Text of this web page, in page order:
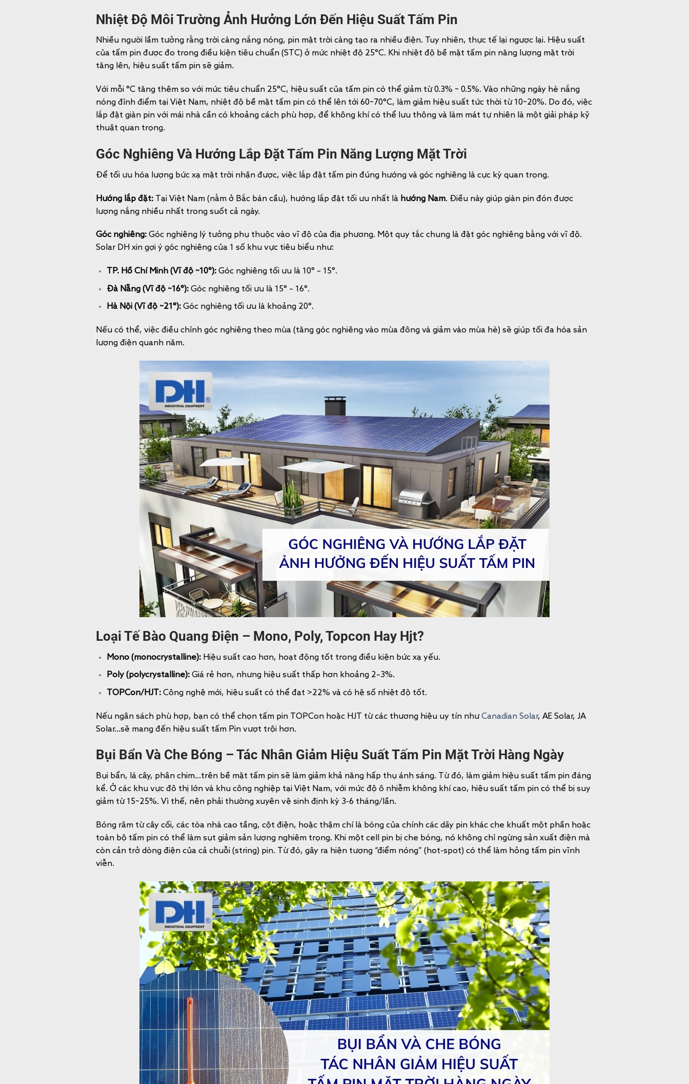
Nhiệt Độ Môi Trường Ảnh Hưởng Lớn Đến Hiệu Suất Tấm Pin
Nhiều người lầm tưởng rằng trời càng nắng nóng, pin mặt trời càng tạo ra nhiều điện. Tuy nhiên, thực tế lại ngược lại. Hiệu suất
của tấm pin được đo trong điều kiện tiêu chuẩn (STC) ở mức nhiệt độ 25°C. Khi nhiệt độ bề mặt tấm pin năng lượng mặt trời
tăng lên, hiệu suất tấm pin sẽ giảm.
Với mỗi °C tăng thêm so với mức tiêu chuẩn 25°C, hiệu suất của tấm pin có thể giảm từ 0.3% ~ 0.5%. Vào những ngày hè nắng
nóng đỉnh điểm tại Việt Nam, nhiệt độ bề mặt tấm pin có thể lên tới 60~70°C, làm giảm hiệu suất tức thời từ 10~20%. Do đó, việc
lắp đặt giàn pin với mái nhà cần có khoảng cách phù hợp, để không khí có thể lưu thông và làm mát tự nhiên là một giải pháp kỹ
thuật quan trọng.
Góc Nghiêng Và Hướng Lắp Đặt Tấm Pin Năng Lượng Mặt Trời
Để tối ưu hóa lượng bức xạ mặt trời nhận được, việc lắp đặt tấm pin đúng hướng và góc nghiêng là cực kỳ quan trọng.
Hướng lắp đặt:Tại Việt Nam (nằm ở Bắc bán cầu), hướng lắp đặt tối ưu nhất làhướng Nam. Điều này giúp giàn pin đón được
lượng nắng nhiều nhất trong suốt cả ngày.
Góc nghiêng:Góc nghiêng lý tưởng phụ thuộc vào vĩ độ của địa phương. Một quy tắc chung là đặt góc nghiêng bằng với vĩ độ.
Solar DH xin gợi ý góc nghiêng của 1 số khu vực tiêu biểu như:
TP. Hồ Chí Minh (Vĩ độ ~10°):Góc nghiêng tối ưu là 10° – 15°.
Đà Nẵng (Vĩ độ ~16°):Góc nghiêng tối ưu là 15° – 16°.
Hà Nội (Vĩ độ ~21°):Góc nghiêng tối ưu là khoảng 20°.
Nếu có thể, việc điều chỉnh góc nghiêng theo mùa (tăng góc nghiêng vào mùa đông và giảm vào mùa hè) sẽ giúp tối đa hóa sản
lượng điện quanh năm.
Loại Tế Bào Quang Điện – Mono, Poly, Topcon Hay Hjt?
Mono (monocrystalline):Hiệu suất cao hơn, hoạt động tốt trong điều kiện bức xạ yếu.
Poly (polycrystalline):Giá rẻ hơn, nhưng hiệu suất thấp hơn khoảng 2–3%.
TOPCon/HJT:Công nghệ mới, hiệu suất có thể đạt >22% và có hệ số nhiệt độ tốt.
Nếu ngân sách phù hợp, bạn có thể chọn tấm pin TOPCon hoặc HJT từ các thương hiệu uy tín nhưCanadian Solar, AE Solar, JA
Solar…sẽ mang đến hiệu suất tấm Pin vượt trội hơn.
Bụi Bẩn Và Che Bóng – Tác Nhân Giảm Hiệu Suất Tấm Pin Mặt Trời Hàng Ngày
Bụi bẩn, lá cây, phân chim…trên bề mặt tấm pin sẽ làm giảm khả năng hấp thụ ánh sáng. Từ đó, làm giảm hiệu suất tấm pin đáng
kể. Ở các khu vực đô thị lớn và khu công nghiệp tại Việt Nam, với mức độ ô nhiễm không khí cao, hiệu suất tấm pin có thể bị suy
giảm từ 15~25%. Vì thế, nên phải thường xuyên vệ sinh định kỳ 3-6 tháng/lần.
Bóng râm từ cây cối, các tòa nhà cao tầng, cột điện, hoặc thậm chí là bóng của chính các dãy pin khác che khuất một phần hoặc
toàn bộ tấm pin có thể làm sụt giảm sản lượng nghiêm trọng. Khi một cell pin bị che bóng, nó không chỉ ngừng sản xuất điện mà
còn cản trở dòng điện của cả chuỗi (string) pin. Từ đó, gây ra hiện tượng “điểm nóng” (hot-spot) có thể làm hỏng tấm pin vĩnh
viễn.